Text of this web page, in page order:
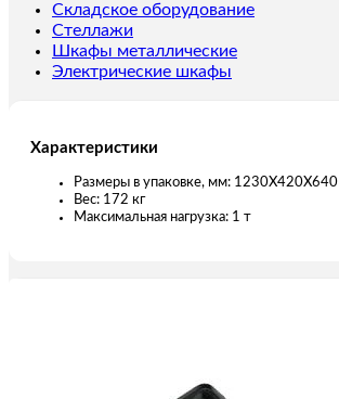
м
Складское оборудование
Стеллажи
Шкафы металлические
Электрические шкафы
Характеристики
Размеры в упаковке, мм: 1230X420X640
Вес: 172 кг
Максимальная нагрузка: 1 т